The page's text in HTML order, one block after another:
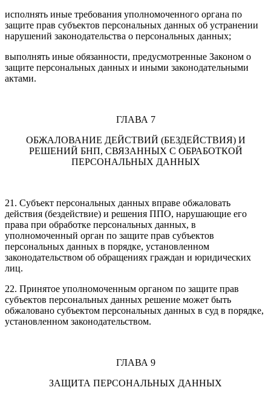
исполнять иные требования уполномоченного органа по
защите прав субъектов персональных данных об устранении
нарушений законодательства о персональных данных;
выполнять иные обязанности, предусмотренные Законом о
защите персональных данных и иными законодательными
актами.
ГЛАВА 7
ОБЖАЛОВАНИЕ ДЕЙСТВИЙ (БЕЗДЕЙСТВИЯ) И
РЕШЕНИЙ БНП, СВЯЗАННЫХ С ОБРАБОТКОЙ
ПЕРСОНАЛЬНЫХ ДАННЫХ
21. Субъект персональных данных вправе обжаловать
действия (бездействие) и решения ППО, нарушающие его
права при обработке персональных данных, в
уполномоченный орган по защите прав субъектов
персональных данных в порядке, установленном
законодательством об обращениях граждан и юридических
лиц.
22. Принятое уполномоченным органом по защите прав
субъектов персональных данных решение может быть
обжаловано субъектом персональных данных в суд в порядке,
установленном законодательством.
ГЛАВА 9
ЗАЩИТА ПЕРСОНАЛЬНЫХ ДАННЫХ